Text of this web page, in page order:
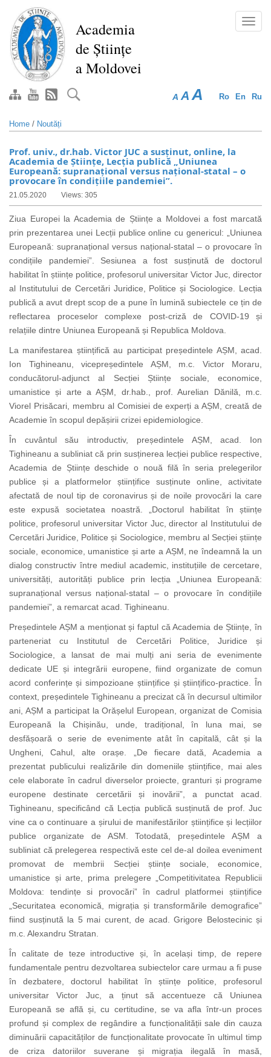
main
content
Academia
de Științe
a Moldovei
Ro En Ru
A A A
Home / Noutăți
Prof. univ., dr.hab. Victor JUC a susținut, online, la
Academia de Științe, Lecția publică „Uniunea
Europeană: supranațional versus național-statal – o
provocare în condițiile pandemiei”.
21.05.2020 Views: 305
Ziua Europei la Academia de Științe a Moldovei a fost marcată
prin prezentarea unei Lecții publice online cu genericul: „Uniunea
Europeană: supranațional versus național-statal – o provocare în
condițiile pandemiei”. Sesiunea a fost susținută de doctorul
habilitat în științe politice, profesorul universitar Victor Juc, director
al Institutului de Cercetări Juridice, Politice și Sociologice. Lecția
publică a avut drept scop de a pune în lumină subiectele ce țin de
reflectarea proceselor complexe post-criză de COVID-19 și
relațiile dintre Uniunea Europeană și Republica Moldova.
La manifestarea științifică au participat președintele AȘM, acad.
Ion Tighineanu, vicepreședintele AȘM, m.c. Victor Moraru,
conducătorul-adjunct al Secției Științe sociale, economice,
umanistice și arte a AȘM, dr.hab., prof. Aurelian Dănilă, m.c.
Viorel Prisăcari, membru al Comisieide experți a AȘM, creată de
Academie în scopul depășirii crizei epidemiologice.
În cuvântul său introductiv, președintele AȘM, acad. Ion
Tighineanu a subliniat că prin susținerea lecției publice respective,
Academia de Științe deschide o nouă filă în seria prelegerilor
publice și a platformelor științifice susținute online, activitate
afectată de noul tip de coronavirusși de noile provocări la care
este expusă societatea noastră. „Doctorul habilitat în științe
politice, profesorul universitar Victor Juc, director al Institutului de
Cercetări Juridice, Politice și Sociologice, membru al Secției științe
sociale, economice, umanistice și arte a AȘM, ne îndeamnă la un
dialog constructiv între mediul academic, instituțiile de cercetare,
universități, autorități publice prin lecția „Uniunea Europeană:
supranațional versus național-statal – o provocare în condițiile
pandemiei”, a remarcat acad. Tighineanu.
Președintele AȘM a menționat și faptul că Academia de Științe, în
parteneriat cu Institutul de Cercetări Politice, Juridice și
Sociologice, a lansat de mai mulți ani seria de evenimente
dedicate UE și integrării europene, fiind organizate de comun
acord conferințe și simpozioane științifice și științifico-practice. În
context, președintele Tighineanu a precizat că în decursul ultimilor
ani, AȘM a participat la Orășelul European, organizat de Comisia
Europeană la Chișinău, unde, tradițional, în luna mai, se
desfășoară o serie de evenimente atât în capitală, cât și la
Ungheni, Cahul, alte orașe. „De fiecare dată, Academia a
prezentat publicului realizările din domeniile științifice, mai ales
cele elaborate în cadrul diverselor proiecte, granturi și programe
europene destinate cercetării și inovării”, a punctat acad.
Tighineanu, specificând că Lecția publică susținută de prof. Juc
vine ca o continuare a șirului de manifestărilor științifice și lecțiilor
publice organizate de ASM. Totodată, președintele AȘM a
subliniat că prelegerea respectivă este cel de-al doilea eveniment
promovat de membrii Secției științe sociale, economice,
umanistice și arte, prima prelegere „Competitivitatea Republicii
Moldova: tendințe si provocări” în cadrul platformei științifice
„Securitatea economică, migrația și transformările demografice”
fiind susținută la 5 mai curent, de acad. Grigore Belostecinic și
m.c. Alexandru Stratan.
În calitate de teze introductive și, în același timp, de repere
fundamentale pentru dezvoltarea subiectelor care urmau a fi puse
în dezbatere, doctorul habilitat în științe politice, profesorul
universitar Victor Juc, a ținut să accentueze că Uniunea
Europeană se află și, cu certitudine, se va afla într-un proces
profund și complex de regândire a funcționalității sale din cauza
diminuării capacităților de funcționalitate provocate în ultimul timp
de criza datoriilor suverane și migrația ilegală în masă,